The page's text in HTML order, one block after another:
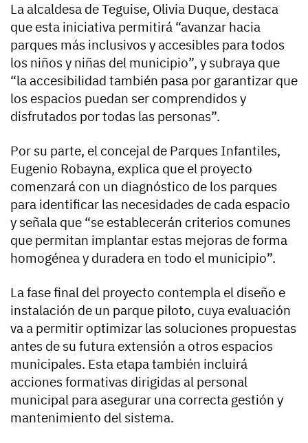
La alcaldesa de Teguise, Olivia Duque, destaca
que esta iniciativa permitirá “avanzar hacia
parques más inclusivos y accesibles para todos
los niños y niñas del municipio”, y subraya que
“la accesibilidad también pasa por garantizar que
los espacios puedan ser comprendidos y
disfrutados por todas las personas”.
Por su parte, el concejal de Parques Infantiles,
Eugenio Robayna, explica que el proyecto
comenzará con un diagnóstico de los parques
para identificar las necesidades de cada espacio
y señala que “se establecerán criterios comunes
que permitan implantar estas mejoras de forma
homogénea y duradera en todo el municipio”.
La fase final del proyecto contempla el diseño e
instalación de un parque piloto, cuya evaluación
va a permitir optimizar las soluciones propuestas
antes de su futura extensión a otros espacios
municipales. Esta etapa también incluirá
acciones formativas dirigidas al personal
municipal para asegurar una correcta gestión y
mantenimiento del sistema.